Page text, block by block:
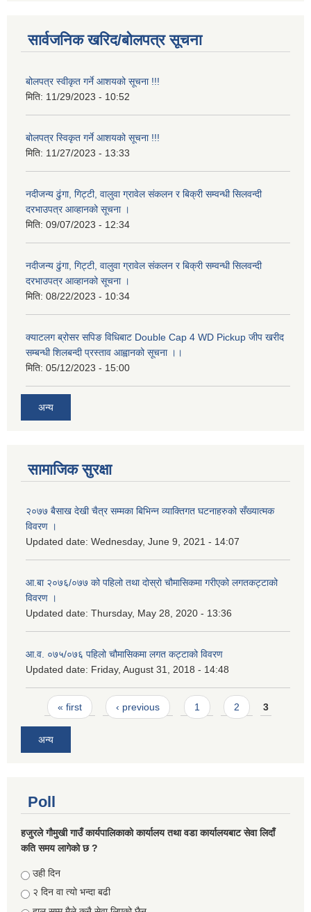
सार्वजनिक खरिद/बोलपत्र सूचना
बोलपत्र स्वीकृत गर्ने आशयको सूचना !!!
मिति: 11/29/2023 - 10:52
बोलपत्र स्विकृत गर्ने आशयको सूचना !!!
मिति: 11/27/2023 - 13:33
नदीजन्य ढुंगा, गिट्टी, वालुवा ग्रावेल संकलन र बिक्री सम्वन्धी सिलवन्दी
दरभाउपत्र आव्हानको सूचना ।
मिति: 09/07/2023 - 12:34
नदीजन्य ढुंगा, गिट्टी, वालुवा ग्रावेल संकलन र बिक्री सम्वन्धी सिलवन्दी
दरभाउपत्र आव्हानको सूचना ।
मिति: 08/22/2023 - 10:34
क्याटलग ब्रोसर सपिङ विधिबाट Double Cap 4 WD Pickup जीप खरीद
सम्बन्धी शिलबन्दी प्रस्ताव आह्वानको सूचना ।।
मिति: 05/12/2023 - 15:00
अन्य
सामाजिक सुरक्षा
२०७७ बैसाख देखी चैत्र सम्मका बिभिन्न व्याक्तिगत घटनाहरुको सँख्यात्मक
विवरण ।
Updated date: Wednesday, June 9, 2021 - 14:07
आ.बा २०७६/०७७ को पहिलो तथा दोस्रो चौमासिकमा गरीएको लगतकट्टाको
विवरण ।
Updated date: Thursday, May 28, 2020 - 13:36
आ.व. ०७५/०७६ पहिलो चौमासिकमा लगत कट्टाको विवरण
Updated date: Friday, August 31, 2018 - 14:48
Pages
« first ‹ previous 1 2 3
अन्य
Poll
हजुरले गौमुखी गाउँ कार्यपालिकाको कार्यालय तथा वडा कार्यालयबाट सेवा लिदाँ
कति समय लागेको छ ?
Choices
उही दिन
२ दिन वा त्यो भन्दा बढी